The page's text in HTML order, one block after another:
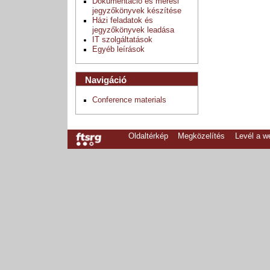
jegyzőkönyvek készítése
Házi feladatok és
jegyzőkönyvek leadása
IT szolgáltatások
Egyéb leírások
Navigáció
Conference materials
Oldaltérkép Megközelítés Levél a